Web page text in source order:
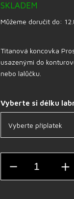
Titanová koncovka
usazenými do
nebo lalůčku.
Vyberte si délku
SKLADEM
Můžeme doručit do: